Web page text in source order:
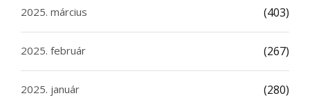
2025. március (403)
2025. február (267)
2025. január (280)